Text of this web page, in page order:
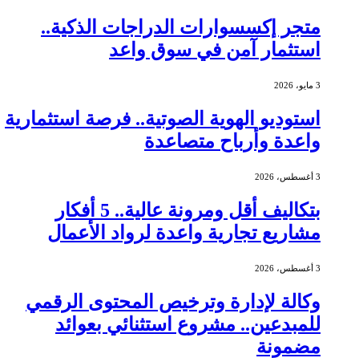
متجر إكسسوارات الدراجات الذكية..
استثمار آمن في سوق واعد
3 مايو، 2026
استوديو الهوية الصوتية.. فرصة استثمارية
واعدة وأرباح متصاعدة
3 أغسطس، 2026
بتكاليف أقل ومرونة عالية.. 5 أفكار
مشاريع تجارية واعدة لرواد الأعمال
3 أغسطس، 2026
وكالة لإدارة وترخيص المحتوى الرقمي
للمبدعين.. مشروع استثنائي بعوائد
مضمونة